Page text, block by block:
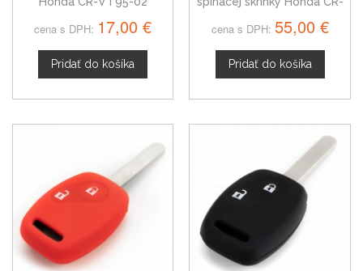
cena s DPH: 17,00 €
Pridať do košíka
cena s DPH: 55,00 €
Pridať do košíka